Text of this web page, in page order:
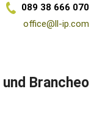
089 38 666 070
office@ll-ip.com
Brancheo